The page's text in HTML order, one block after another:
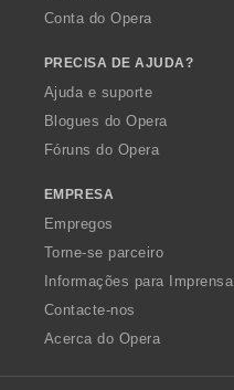
Conta do Opera
PRECISA DE AJUDA?
Ajuda e suporte
Blogues do Opera
Fóruns do Opera
EMPRESA
Empregos
Torne-se parceiro
Informações para Imprensa
Contacte-nos
Acerca do Opera